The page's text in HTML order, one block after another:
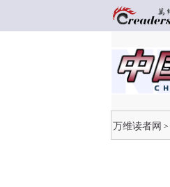
万维读者网 >